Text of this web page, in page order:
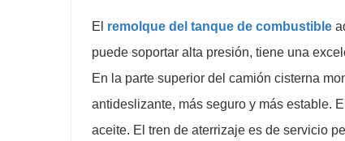
El remolque del tanque de combustible
puede soportar alta presión, tiene una
En la parte superior del camión cisterna
antideslizante, más seguro y más estable.
aceite. El tren de aterrizaje es de servicio